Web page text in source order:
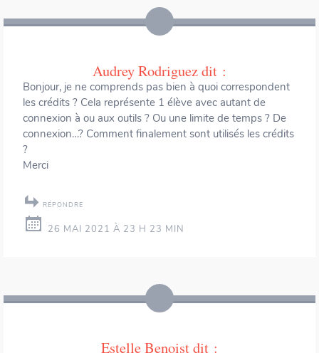
Audrey Rodriguezdit :
Bonjour, je ne comprends pas bien à quoi correspondent
les crédits ? Cela représente 1 élève avec autant de
connexion à ou aux outils ? Ou une limite de temps ? De
connexion…? Comment finalement sont utilisés les crédits
?
Merci
RÉPONDRE
26 MAI 2021 À 23 H 23 MIN
Estelle Benoistdit :